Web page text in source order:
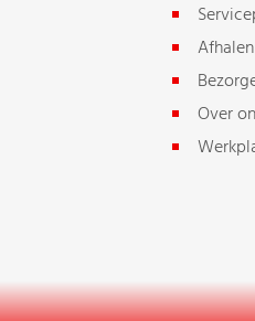
Afhalen
Over